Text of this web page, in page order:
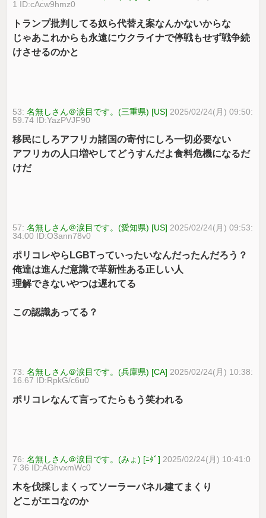
1 ID:cAcw9hmz0
トランプ批判してる奴ら代替え案なんかないからな
じゃあこれからも永遠にウクライナで停戦もせず戦争続
けさせるのかと
53:名無しさん＠涙目です。(三重県) [US] 2025/02/24(月) 09:50:
59.74 ID:YazPVJF90
移民にしろアフリカ諸国の寄付にしろ一切必要ない
アフリカの人口増やしてどうすんだよ食料危機になるだ
けだ
57:名無しさん＠涙目です。(愛知県) [US] 2025/02/24(月) 09:53:
34.00 ID:O3ann78v0
ポリコレやらLGBTっていったいなんだったんだろう？
俺達は進んだ意識で革新性ある正しい人
理解できないやつは遅れてる
この認識あってる？
73:名無しさん＠涙目です。(兵庫県) [CA] 2025/02/24(月) 10:38:
16.67 ID:RpkG/c6u0
ポリコレなんて言ってたらもう笑われる
76:名無しさん＠涙目です。(みょ) [ﾆﾀﾞ] 2025/02/24(月) 10:41:0
7.36 ID:AGhvxmWc0
木を伐採しまくってソーラーパネル建てまくり
どこがエコなのか